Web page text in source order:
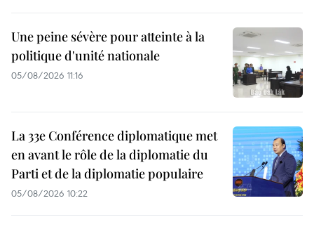
Une peine sévère pour atteinte à la
politique d'unité nationale
05/08/2026 11:16
La 33e Conférence diplomatique met
en avant le rôle de la diplomatie du
Parti et de la diplomatie populaire
05/08/2026 10:22